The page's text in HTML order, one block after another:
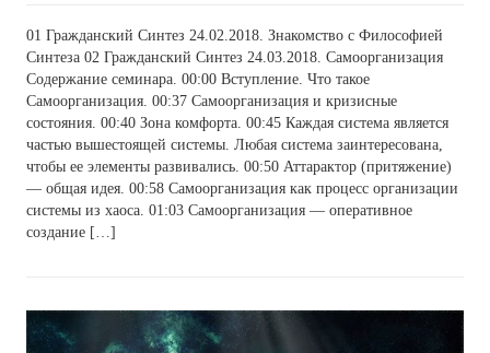
01 Гражданский Синтез 24.02.2018. Знакомство с Философией
Синтеза 02 Гражданский Синтез 24.03.2018. Самоорганизация
Содержание семинара. 00:00 Вступление. Что такое
Самоорганизация. 00:37 Самоорганизация и кризисные
состояния. 00:40 Зона комфорта. 00:45 Каждая система является
частью вышестоящей системы. Любая система заинтересована,
чтобы ее элементы развивались. 00:50 Аттарактор (притяжение)
— общая идея. 00:58 Самоорганизация как процесс организации
системы из хаоса. 01:03 Самоорганизация — оперативное
создание […]